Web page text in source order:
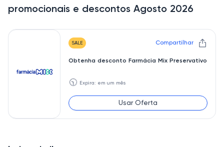
promocionais e descontos Agosto 2026
SALE Compartilhar
Obtenha desconto Farmácia Mix Preservativo
🕥 Expira: em um mês
Usar Oferta